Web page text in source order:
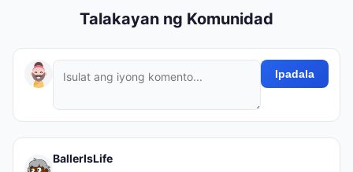
Talakayan ng Komunidad
Ipadala
BallerIsLife